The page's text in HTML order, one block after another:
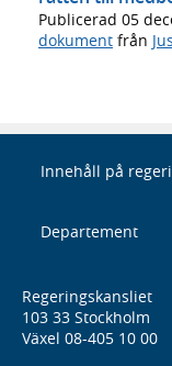
Publicerad 05
dokument från
Innehåll på
Departement
Regeringskansliet
103 33 Stockholm
Växel 08-405 10 00